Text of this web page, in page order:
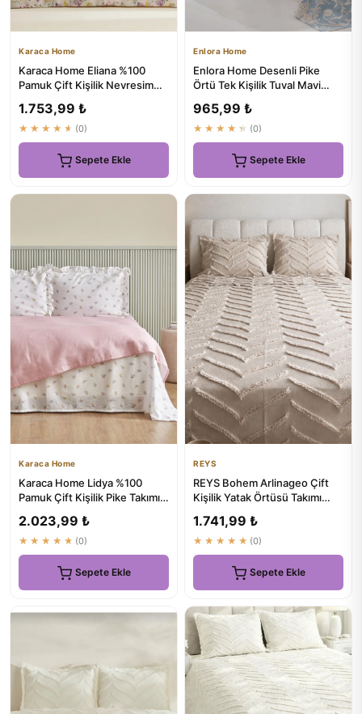
Karaca Home
Karaca Home Eliana %100
Pamuk Çift Kişilik Nevresim
1.753,99 ₺
★★★★★ (0)
Sepete Ekle
Enlora Home
Enlora Home Desenli Pike
Örtü Tek Kişilik Tuval Mavi
965,99 ₺
★★★★★ (0)
Sepete Ekle
Karaca Home
Karaca Home Lidya %100
Pamuk Çift Kişilik Pike Takımı
2.023,99 ₺
★★★★★ (0)
Sepete Ekle
REYS
REYS Bohem Arlinageo Çift
Kişilik Yatak Örtüsü Takımı
1.741,99 ₺
★★★★★ (0)
Sepete Ekle